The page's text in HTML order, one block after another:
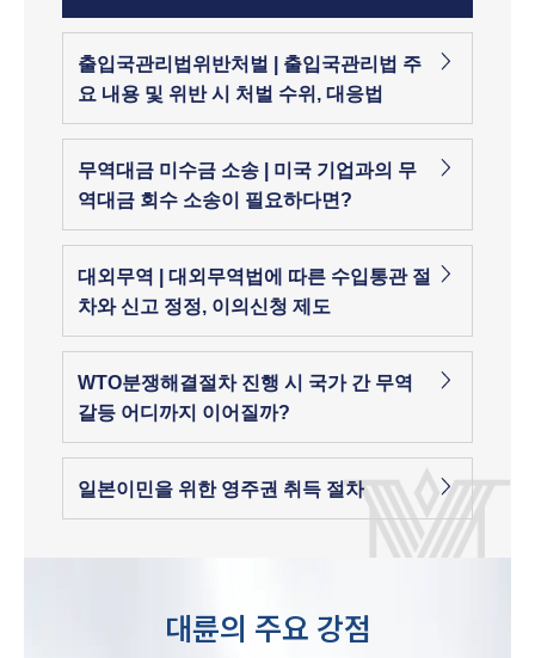
출입국관리법위반처벌 | 출입국관리법 주
요 내용 및 위반 시 처벌 수위, 대응법
무역대금 미수금 소송 | 미국 기업과의 무
역대금 회수 소송이 필요하다면?
대외무역 | 대외무역법에 따른 수입통관 절
차와 신고 정정, 이의신청 제도
WTO분쟁해결절차 진행 시 국가 간 무역
갈등 어디까지 이어질까?
일본이민을 위한 영주권 취득 절차
대륜의 주요 강점